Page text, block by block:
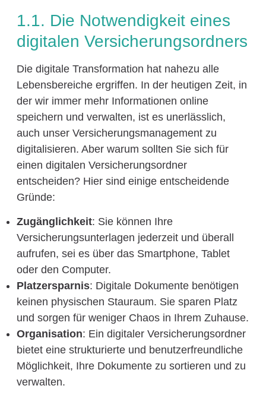
1.1. Die Notwendigkeit eines
digitalen Versicherungsordners
Die digitale Transformation hat nahezu alle
Lebensbereiche ergriffen. In der heutigen Zeit, in
der wir immer mehr Informationen online
speichern und verwalten, ist es unerlässlich,
auch unser Versicherungsmanagement zu
digitalisieren. Aber warum sollten Sie sich für
einen digitalen Versicherungsordner
entscheiden? Hier sind einige entscheidende
Gründe:
Zugänglichkeit: Sie können Ihre
Versicherungsunterlagen jederzeit und überall
aufrufen, sei es über das Smartphone, Tablet
oder den Computer.
Platzersparnis: Digitale Dokumente benötigen
keinen physischen Stauraum. Sie sparen Platz
und sorgen für weniger Chaos in Ihrem Zuhause.
Organisation: Ein digitaler Versicherungsordner
bietet eine strukturierte und benutzerfreundliche
Möglichkeit, Ihre Dokumente zu sortieren und zu
verwalten.